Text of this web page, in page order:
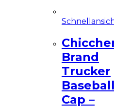
Brand
Trucker
Baseball
Cap –